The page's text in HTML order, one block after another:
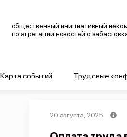
общественный инициативный
по агрегации новостей о
Карта событий Трудовые
20 августа, 2025